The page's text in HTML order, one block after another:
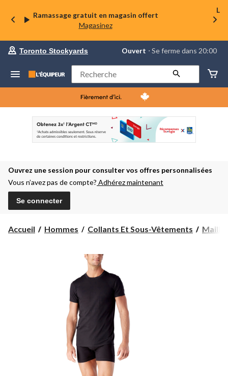
Ramassage gratuit en magasin offert
Magasinez
La
votre
préféré
Toronto
Stockyards,
courament
Ouvert,
ferme
dans
à
changer
Toronto Stockyards Ouvert ⋅ Se ferme dans 20:00
Rechercher
Ouvrez une session pour consulter vos offres personnalisées
Vous n’avez pas de compte? Adhérez maintenant
Se connecter
Accueil Hommes Collants Et Sous-Vêtements